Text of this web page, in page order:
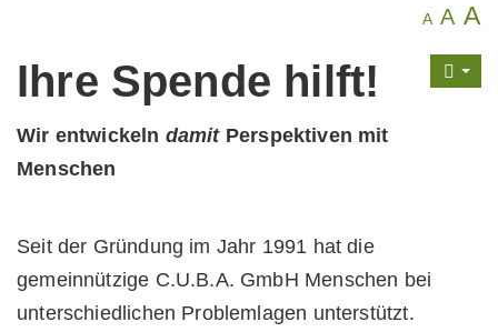
A A A
Ihre Spende hilft!
Wir entwickeln damitPerspektiven mit
Menschen
Seit der Gründung im Jahr 1991 hat die
gemeinnützige C.U.B.A. GmbH Menschen bei
unterschiedlichen Problem­lagen unterstützt.